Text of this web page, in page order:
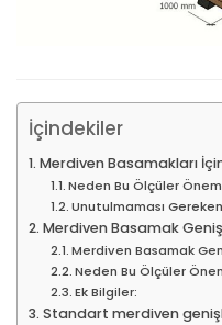
İçindekiler
Merdiven Basamakları
Neden Bu Ölçüler
Unutulmaması
Merdiven Basamak
Merdiven Basamak
Neden Bu Ölçüler
Ek Bilgiler:
Standart merdiven